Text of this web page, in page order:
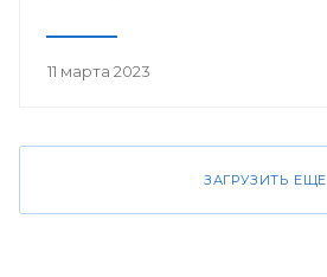
11 марта 2023
ЗАГРУЗИТЬ ЕЩЕ